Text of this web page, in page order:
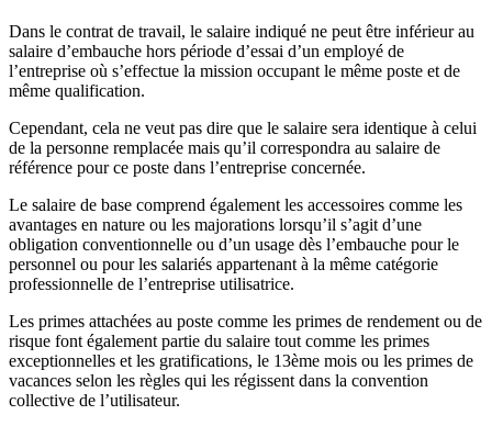
Dans le contrat de travail, le salaire indiqué ne peut être inférieur au
salaire d’embauche hors période d’essai d’un employé de
l’entreprise où s’effectue la mission occupant le même poste et de
même qualification.
Cependant, cela ne veut pas dire que le salaire sera identique à celui
de la personne remplacée mais qu’il correspondra au salaire de
référence pour ce poste dans l’entreprise concernée.
Le salaire de base comprend également les accessoires comme les
avantages en nature ou les majorations lorsqu’il s’agit d’une
obligation conventionnelle ou d’un usage dès l’embauche pour le
personnel ou pour les salariés appartenant à la même catégorie
professionnelle de l’entreprise utilisatrice.
Les primes attachées au poste comme les primes de rendement ou de
risque font également partie du salaire tout comme les primes
exceptionnelles et les gratifications, le 13ème mois ou les primes de
vacances selon les règles qui les régissent dans la convention
collective de l’utilisateur.